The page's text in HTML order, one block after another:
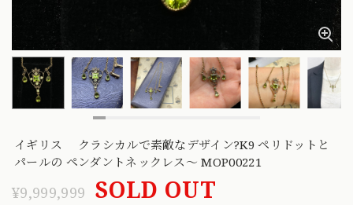
イギリス クラシカルで素敵なデザイン?K9 ペリドットと
パールの ペンダントネックレス〜 MOP00221
¥9,999,999 SOLD OUT